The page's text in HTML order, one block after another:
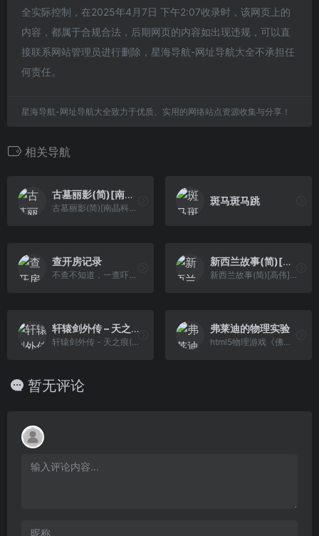
全实际控制，在2025年4月7日 下午2:07收录时，该网页上的
内容，都属于合规合法，后期网页的内容如出现违规，可以直
接联系网站管理员进行删除，星海导航-网址导航大全不承担任
何责任。
星海导航-网址导航大全致力于优质、实用的网络站点资源收集与分享！
相关导航
古墓丽影(简)[南晶科技](CN)[RPG](4Mb)
古墓丽影(简)[南晶科技](CN)[RPG](4Mb)
斑马斑马跳
查开房记录
不查不知道，一查吓一跳
新西兰故事(简)[高伟](US)[ACT](2Mb)
新西兰故事(简)[高伟](US)[ACT](2Mb)
轩辕剑外传 – 天之痕(简)[南晶科技](CN)[RPG](16Mb)
轩辕剑外传 - 天之痕(简)[南晶科技](CN)[RPG](16Mb)
弗莱迪的物理实验
html5物理游戏《佛莱迪的试验》
暂无评论